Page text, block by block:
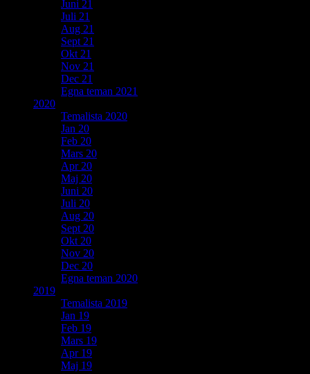
Juni 21
Juli 21
Aug 21
Sept 21
Okt 21
Nov 21
Dec 21
Egna teman 2021
2020
Temalista 2020
Jan 20
Feb 20
Mars 20
Apr 20
Maj 20
Juni 20
Juli 20
Aug 20
Sept 20
Okt 20
Nov 20
Dec 20
Egna teman 2020
2019
Temalista 2019
Jan 19
Feb 19
Mars 19
Apr 19
Maj 19